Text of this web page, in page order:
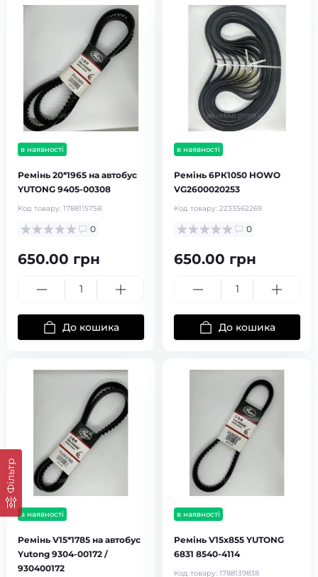
Фільтр
в наявності
Ремінь 20*1965 на автобус
YUTONG 9405-00308
Код товару: 1788115758
0
650.00 грн
До кошика
в наявності
Ремінь 6РК1050 HOWO
VG2600020253
Код товару: 2233562269
0
650.00 грн
До кошика
в наявності
Ремінь V15*1785 на автобус
Yutong 9304-00172 /
930400172
в наявності
Ремінь V15x855 YUTONG
6831 8540-4114
Код товару: 1788139838